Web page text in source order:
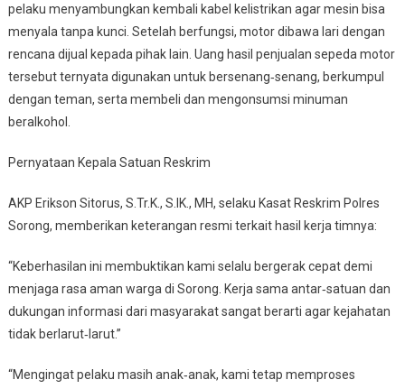
pelaku menyambungkan kembali kabel kelistrikan agar mesin bisa
menyala tanpa kunci. Setelah berfungsi, motor dibawa lari dengan
rencana dijual kepada pihak lain. Uang hasil penjualan sepeda motor
tersebut ternyata digunakan untuk bersenang‑senang, berkumpul
dengan teman, serta membeli dan mengonsumsi minuman
beralkohol.
Pernyataan Kepala Satuan Reskrim
AKP Erikson Sitorus, S.Tr.K., S.IK., MH, selaku Kasat Reskrim Polres
Sorong, memberikan keterangan resmi terkait hasil kerja timnya:
“Keberhasilan ini membuktikan kami selalu bergerak cepat demi
menjaga rasa aman warga di Sorong. Kerja sama antar‑satuan dan
dukungan informasi dari masyarakat sangat berarti agar kejahatan
tidak berlarut‑larut.”
“Mengingat pelaku masih anak‑anak, kami tetap memproses